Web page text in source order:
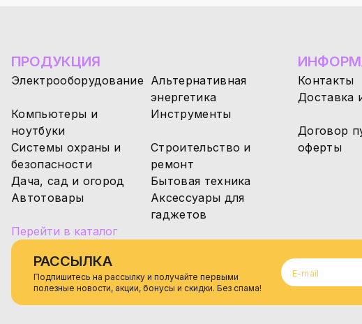
ПРОДУКЦИЯ
Электрооборудование Альтернативная
энергетика
Компьютеры и
ноутбуки
Инструменты
Системы охраны и
безопасности
Строительство и
ремонт
Дача, сад и огород
Бытовая техника
Автотовары
Аксессуары для
гаджетов
Перейти в каталог
Контакты
Доставка
Договор
оферты
РАССЫЛКА
Подпишитесь на рассылку и получайте первыми
полезные новости, акции, бонусы и скидки. Без спама!